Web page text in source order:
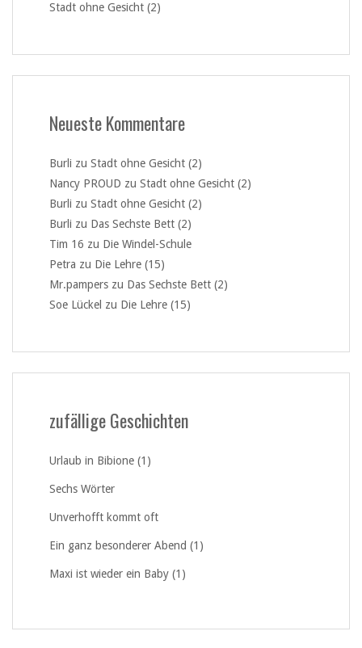
Stadt ohne Gesicht (2)
Neueste Kommentare
Burli zu Stadt ohne Gesicht (2)
Nancy PROUD zu Stadt ohne Gesicht (2)
Burli zu Stadt ohne Gesicht (2)
Burli zu Das Sechste Bett (2)
Tim 16 zu Die Windel-Schule
Petra zu Die Lehre (15)
Mr.pampers zu Das Sechste Bett (2)
Soe Lückel zu Die Lehre (15)
zufällige Geschichten
Urlaub in Bibione (1)
Sechs Wörter
Unverhofft kommt oft
Ein ganz besonderer Abend (1)
Maxi ist wieder ein Baby (1)